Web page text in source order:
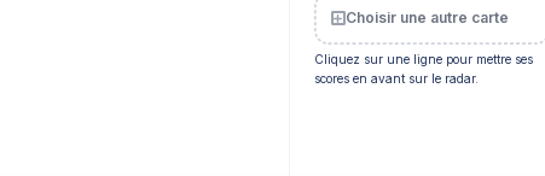
Choisir une autre carte
Cliquez sur une ligne pour mettre ses
scores en avant sur le radar.